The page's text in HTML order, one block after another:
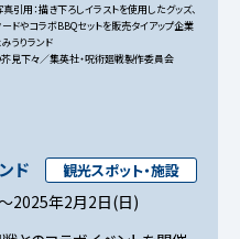
真引用：描き下ろしイラストを使用したグッズ、
ードやコラボBBQセットを販売タイアップ企業
うりランド
見下々／集英社・呪術廻戦製作委員会
ド 観光スポット・施設
2025年2月2日(日)